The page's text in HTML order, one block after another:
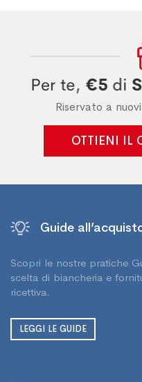
Riservato a
OTTIENI IL
Guide
Scopri le nostre pratiche
scelta di biancheria e
ricettiva.
LEGGI LE GUIDE